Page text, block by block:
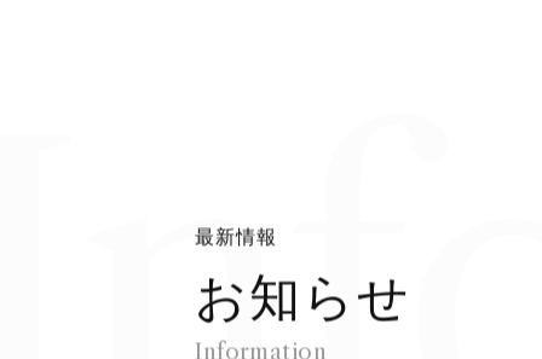
最新情報
お知 らせ
Information